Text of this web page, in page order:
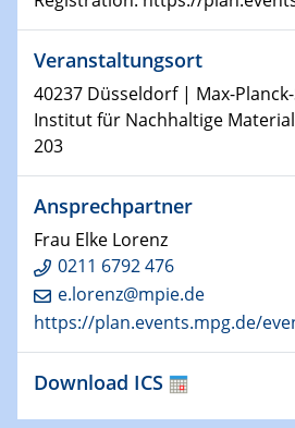
Physikalisches Kolloquium
Decoding mRNA translation:
experimental approaches to
GDCh Kolloquium
The Cation Shuffle
30.01.2025
WIN & CENIDE Seminar
MATURE
30.01.2025
Talk Prof. Erwin Reisner
Veranstaltungsort
40237 Düsseldorf | Max-
Institut für Nachhaltige
203
Ansprechpartner
Frau Elke Lorenz
0211 6792 476
e.lorenz@mpie.de
https://plan.events.mpg.de/
Download ICS